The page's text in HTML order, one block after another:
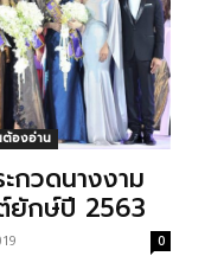
ต้องอ่าน
กวดนางงาม
ยักษ์ปี 2563
0